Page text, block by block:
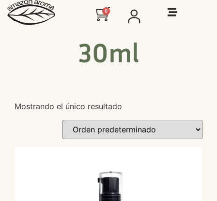
0
30ml
Mostrando el único resultado